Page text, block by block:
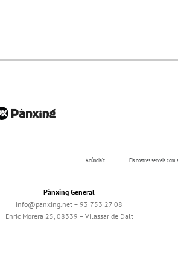
Anúncia’t Els nostres serveis
Pànxing General
info@panxing.net – 93 753 27 08
Enric Morera 25, 08339 – Vilassar de Dalt